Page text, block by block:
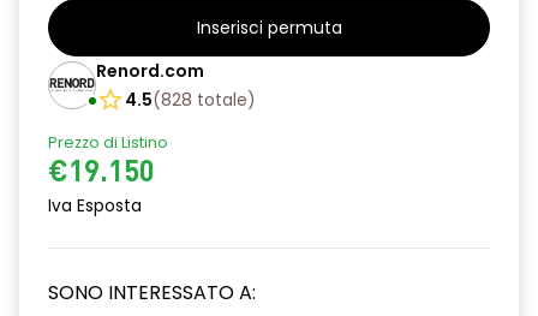
Chiusura elettrica delle porte
Climatizzatore automatico
Cruise Control
Design cerchi in lega TAMIA neri con coprimozzo in rame
Distance warning avviso distanza di sicurezza
Driver display 7''
Eco Mode
Inserisci permuta
Renord.com
4.5(828 totale)
Prezzo di Listino
€19.150
Iva Esposta
SONO INTERESSATO A: